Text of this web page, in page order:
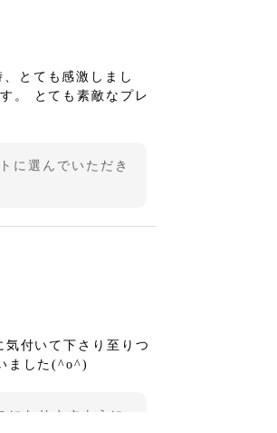
とても感激しまし
。 とても素敵なプレ
に選んでいただき
付いて下さり至りつ
ました(^o^)
なりますように♪